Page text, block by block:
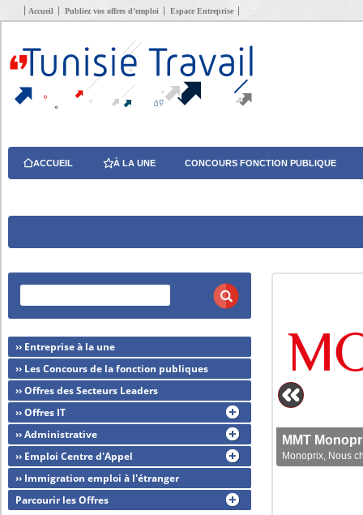
Accueil Publiez vos offres d’emploi Espace Entreprise
ACCUEIL À LA UNE CONCOURS FONCTION PUBLIQUE
MMT
Monoprix, Nous
›› Entreprise à la une
›› Les Concours de la fonction publiques
›› Offres des Secteurs Leaders
›› Offres IT
›› Administrative
›› Emploi Centre d'Appel
›› Immigration emploi à l'étranger
Parcourir les Offres